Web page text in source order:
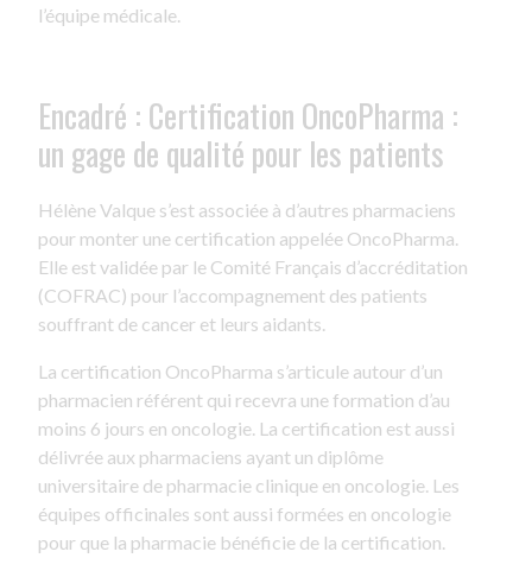
l’équipe médicale.
Encadré : Certification OncoPharma :
un gage de qualité pour les patients
Hélène Valque s’est associée à d’autres pharmaciens
pour monter une certification appelée OncoPharma.
Elle est validée par le Comité Français d’accréditation
(COFRAC) pour l’accompagnement des patients
souffrant de cancer et leurs aidants.
La certification OncoPharma s’articule autour d’un
pharmacien référent qui recevra une formation d’au
moins 6 jours en oncologie. La certification est aussi
délivrée aux pharmaciens ayant un diplôme
universitaire de pharmacie clinique en oncologie. Les
équipes officinales sont aussi formées en oncologie
pour que la pharmacie bénéficie de la certification.